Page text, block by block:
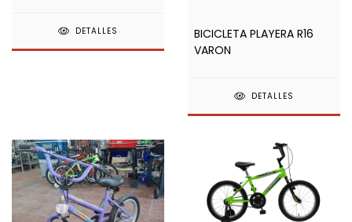
DETALLES
BICICLETA PLAYERA R16
VARON
DETALLES